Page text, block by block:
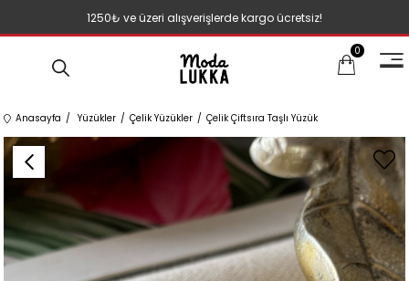
1250₺ ve üzeri alışverişlerde kargo ücretsiz!
0
Anasayfa Yüzükler Çelik Yüzükler Çelik Çiftsıra Taşlı Yüzük